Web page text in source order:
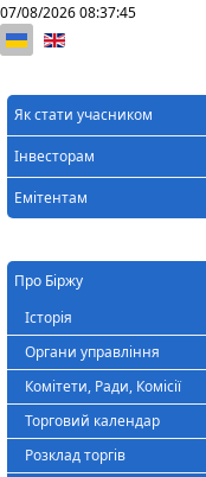
07/08/202608:37:45
Оберіть свою мову
Як стати учасником
Інвесторам
Емітентам
Про Біржу
Історія
Органи управління
Комітети, Ради, Комісії
Торговий календар
Розклад торгів